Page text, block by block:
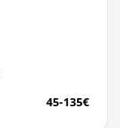
45-135€